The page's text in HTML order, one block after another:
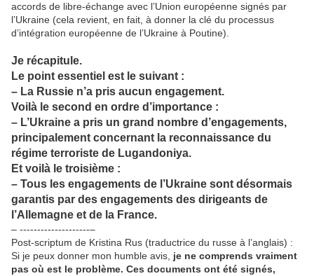
accords de libre-échange avec l’Union européenne signés par
l’Ukraine (cela revient, en fait, à donner la clé du processus
d’intégration européenne de l’Ukraine à Poutine).
Je récapitule.
Le point essentiel est le suivant :
– La Russie n’a pris aucun engagement.
Voilà le second en ordre d’importance :
– L’Ukraine a pris un grand nombre d’engagements,
principalement concernant la reconnaissance du
régime terroriste de Lugandoniya.
Et voilà le troisième :
– Tous les engagements de l’Ukraine sont désormais
garantis par des engagements des dirigeants de
l’Allemagne et de la France.
– --------------------–
Post-scriptum de Kristina Rus (traductrice du russe à l’anglais) :
Si je peux donner mon humble avis, je ne comprends vraiment
pas où est le problème. Ces documents ont été signés,